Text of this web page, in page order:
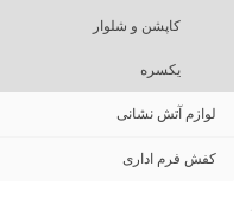
کاپشن و شلوار
یکسره
لوازم آتش نشانی
کفش فرم اداری